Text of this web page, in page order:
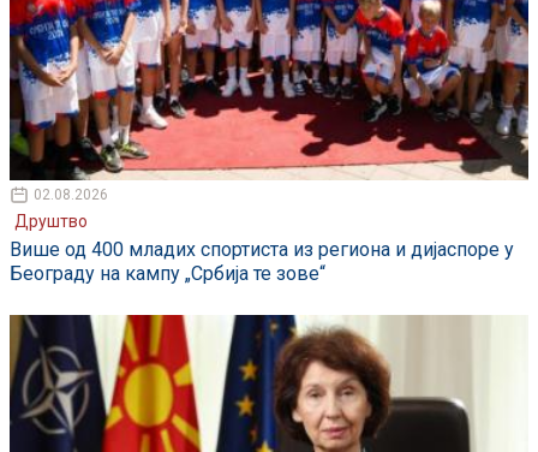
02.08.2026
Друштво
Више од 400 младих спортиста из региона и дијаспоре у
Београду на кампу „Србија те зове“